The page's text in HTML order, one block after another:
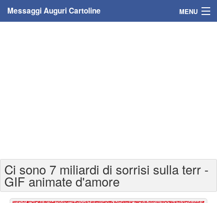
Messaggi Auguri Cartoline MENU
Cartoline auguri anni
Cartoline giorni anno
Ci sono 7 miliardi di sorrisi sulla terr -
GIF animate d'amore